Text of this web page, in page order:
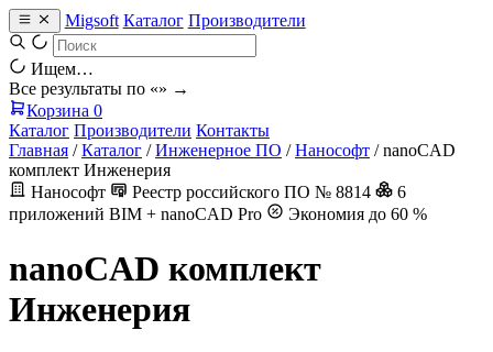
Migsoft Каталог Производители
Ищем…
Все результаты по «» →
Корзина 0
Каталог Производители Контакты
Главная / Каталог / Инженерное ПО / Нанософт / nanoCAD
комплект Инженерия
Нанософт
Реестр российского ПО № 8814
6
приложений BIM + nanoCAD Pro
Экономия до 60 %
nanoCAD комплект
Инженерия